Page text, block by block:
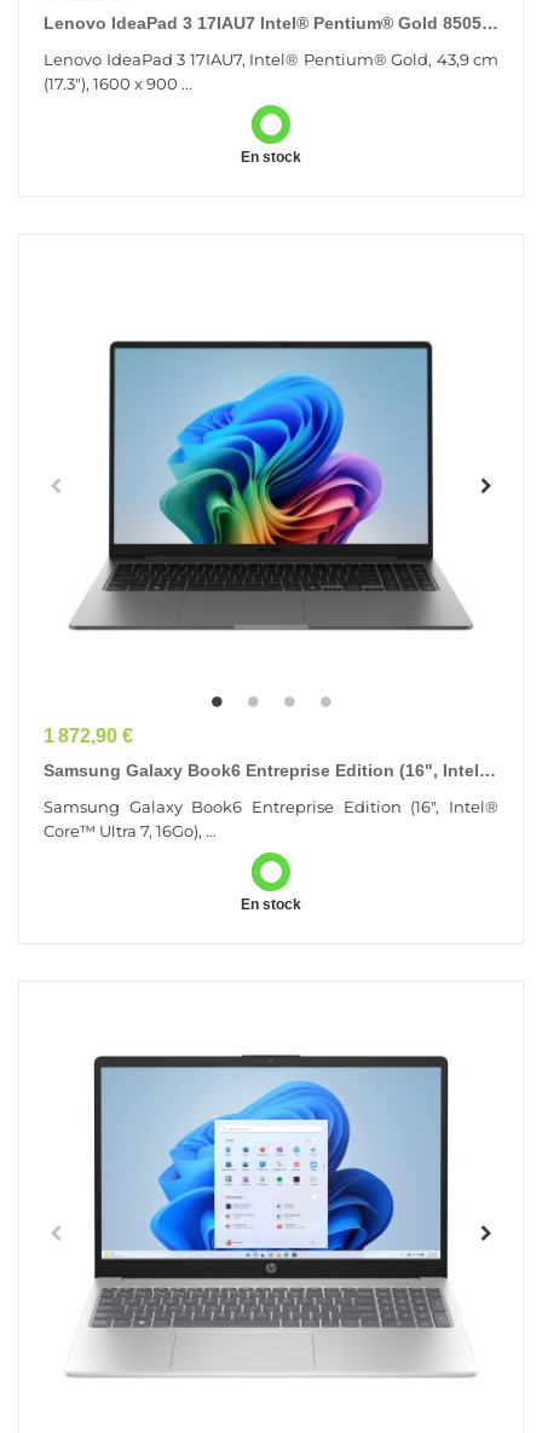
Lenovo IdeaPad 3 17IAU7 Intel® Pentium® Gold 8505
Lenovo IdeaPad 3 17IAU7, Intel® Pentium® Gold, 43,9 cm
(17.3"), 1600 x 900 ...
En stock
Prix
1 872,90 €
Samsung Galaxy Book6 Entreprise Edition (16", Intel®
Samsung Galaxy Book6 Entreprise Edition (16", Intel®
Core™ Ultra 7, 16Go), ...
En stock